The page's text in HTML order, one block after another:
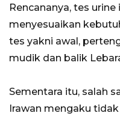
Rencananya, tes
menyesuaikan
tes yakni awal,
mudik dan balik
Sementara itu, salah
Irawan mengaku